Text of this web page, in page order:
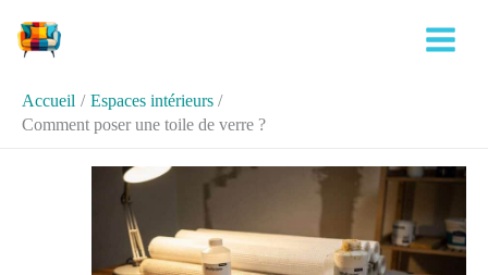
Accueil
Espaces intérieurs
Comment poser une toile de verre ?